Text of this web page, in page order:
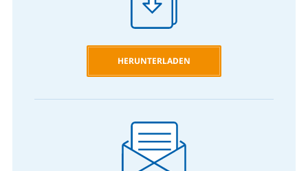
HERUNTERLADEN